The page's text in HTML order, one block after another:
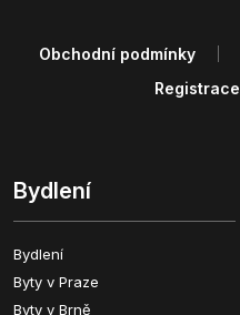
Bydlení
Bydlení
Byty v Praze
Byty v Brně
Obchodní podmínky
Registrace